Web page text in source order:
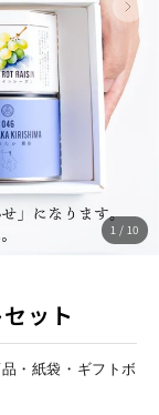
1 / 10
ット
・紙袋・ギフトボ